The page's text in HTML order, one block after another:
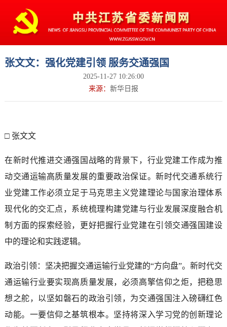
张文文：强化党建引领 服务交通强国
2025-11-27 10:26:00
来源： 新华日报
□ 张文文
在新时代推进交通强国战略的背景下，行业党建工作成为推
动交通运输高质量发展的重要政治保证。新时代交通系统行
业党建工作必须立足于马克思主义党建理论与国家治理体系
现代化的交汇点，系统梳理构建党建与行业发展深度融合机
制方面的探索经验，更好把握行业党建在引领交通强国建设
中的理论和实践逻辑。
政治引领：坚决把握交通运输行业党建的“方向盘”。新时代交
通运输行业要实现高质量发展，必须高擎信仰之炬，把稳思
想之舵，以坚如磐石的政治引领，为交通强国注入磅礴红色
动能。一要信仰之基筑根本。坚持将深入学习党的创新理论